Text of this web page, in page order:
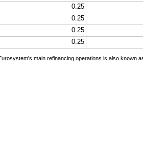
0.25
0.25
0.25
0.25
main refinancing operations is also known